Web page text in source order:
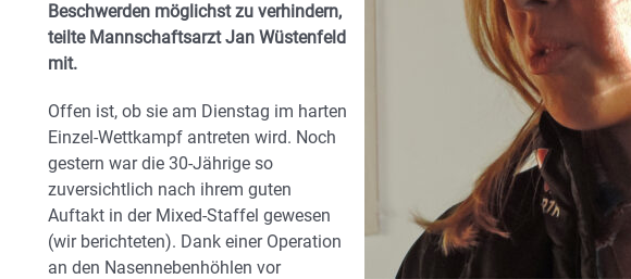
Beschwerden möglichst zu verhindern,
teilte Mannschaftsarzt Jan Wüstenfeld
mit.
Offen ist, ob sie am Dienstag im harten
Einzel-Wettkampf antreten wird. Noch
gestern war die 30-Jährige so
zuversichtlich nach ihrem guten
Auftakt in der Mixed-Staffel gewesen
(wir berichteten). Dank einer Operation
an den Nasennebenhöhlen vor